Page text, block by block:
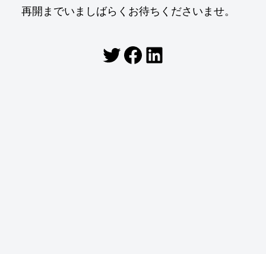
再開までいましばらくお待ちくださいませ。
Twitter
Facebook
LinkedIn